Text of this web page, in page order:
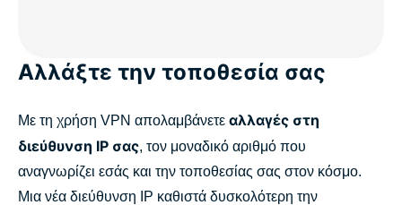
Αλλάξτε την τοποθεσία σας
Με τη χρήση VPN απολαμβάνετε αλλαγές στη
διεύθυνση IP σας, τον μοναδικό αριθμό που
αναγνωρίζει εσάς και την τοποθεσίας σας στον κόσμο.
Μια νέα διεύθυνση IP καθιστά δυσκολότερη την